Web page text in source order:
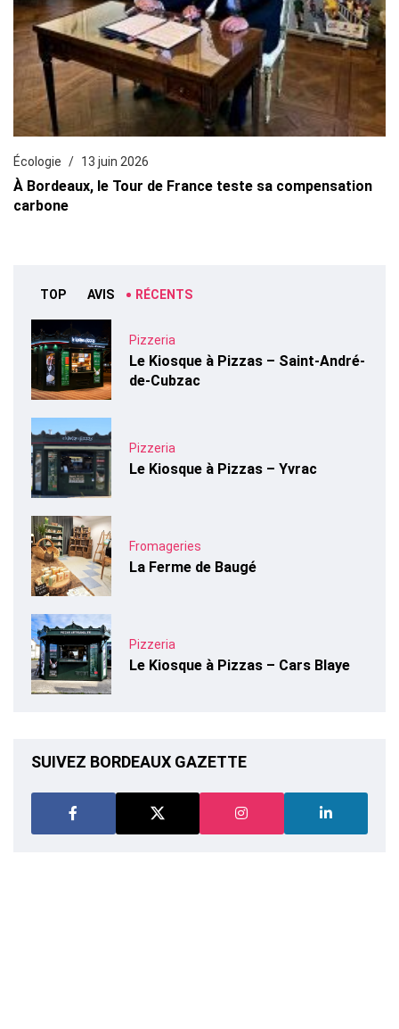
Écologie 13 juin 2026
À Bordeaux, le Tour de France teste sa compensation
carbone
TOP AVIS RÉCENTS
Pizzeria
Le Kiosque à Pizzas – Saint-André-
de-Cubzac
Pizzeria
Le Kiosque à Pizzas – Yvrac
Fromageries
La Ferme de Baugé
Pizzeria
Le Kiosque à Pizzas – Cars Blaye
SUIVEZ BORDEAUX GAZETTE